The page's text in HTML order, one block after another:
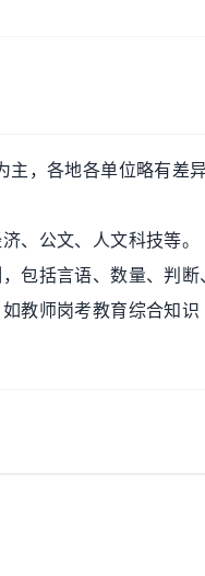
，各地各单位略有差异
公文、人文科技等。
括言语、数量、判断
师岗考教育综合知识